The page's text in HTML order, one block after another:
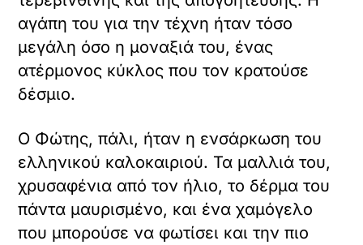
αγάπη του για την τέχνη ήταν τόσο
μεγάλη όσο η μοναξιά του, ένας
ατέρμονος κύκλος που τον κρατούσε
δέσμιο.
Ο Φώτης, πάλι, ήταν η ενσάρκωση του
ελληνικού καλοκαιριού. Τα μαλλιά του,
χρυσαφένια από τον ήλιο, το δέρμα του
πάντα μαυρισμένο, και ένα χαμόγελο
που μπορούσε να φωτίσει και την πιο